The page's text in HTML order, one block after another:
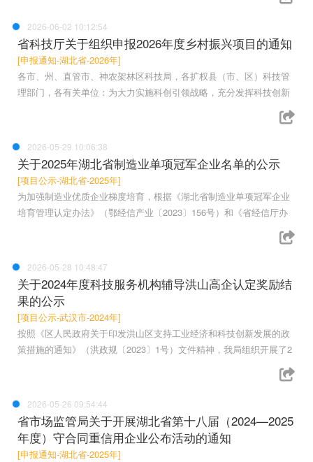
2026-06-02 10:12:54
省科技厅关于组织申报2026年度乡村振兴项目的通知
[申报通知-湖北省-2026年]
各市、州、直管市、神农架林区科技局，各扩权县（市、区）科技管
理部门，各有关单位：为大力实施科创引领战略，充分发挥科技创新
2026-05-29 10:06:38
关于2025年湖北省制造业单项冠军企业名单的公示
[项目公示-湖北省-2025年]
为加强制造业优质企业梯度培育，根据《湖北省制造业单项冠军企业
培育管理认定办法》（鄂经信产业〔2023〕156号）和《省经信厅办
2026-05-28 10:48:47
关于2024年度科技服务机构辅导洪山高企认定奖励结
果的公示
[项目公示-武汉市-2024年]
按照《区人民政府关于印发洪山区支持工业经济和科技创新发展的政
策措施的通知》（洪政规〔2023〕1号）文件精神，我局组织开展了2
2026-05-26 09:54:44
省市场监管局关于开展湖北省第十八届（2024—2025
年度）守合同重信用企业公布活动的通知
[申报通知-湖北省-2025年]